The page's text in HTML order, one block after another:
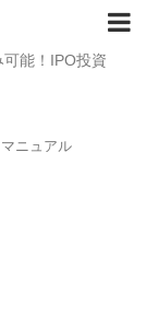
能！IPO投資
ニュアル